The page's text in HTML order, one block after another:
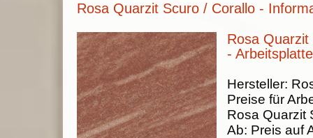
Rosa Quarzit Scuro / Corallo -
Rosa
-
Hersteller:
Preise für
Rosa Quarzit
Ab: Preis auf